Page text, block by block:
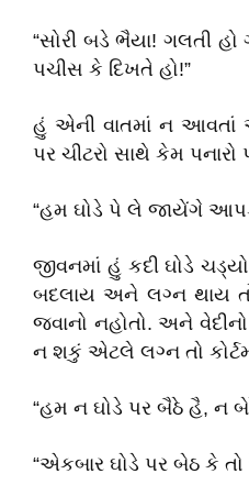
“સોરી બડે ભૈયા! ગલતી
પચીસ કે દિખતે હો!”
હું એની વાતમાં ન આવતાં
પર ચીટરો સાથે કેમ
“હમ ઘોડે પે લે જાયેંગે
જીવનમાં હું કદી ઘોડે
બદલાય અને લગ્ન થાય
જવાનો નહોતો. અને
ન શકું એટલે લગ્ન તો
“હમ ન ઘોડે પર બૈઠે હૈ, ન
“એકબાર ઘોડે પર બેઠ કે